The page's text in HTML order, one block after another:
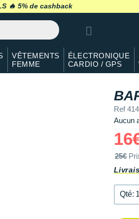
🔥 retour 30 jours*
VÊTEMENTS
FEMME
ÉLECTRONIQUE
CARDIO / GPS
Ref
Aucun
25€
Qté: 1